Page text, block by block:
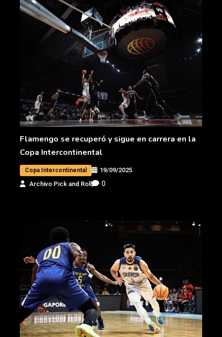
Flamengo se recuperó y sigue en carrera en la
Copa Intercontinental
Copa Intercontinental
19/09/2025
Archivo Pick and Roll
0